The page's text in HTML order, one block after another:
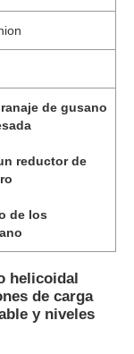
de gusano
reductor de
de los
helicoidal
de carga
y niveles